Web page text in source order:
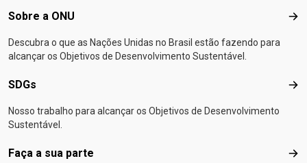
Footer menu
Sobre a ONU
Descubra o que as Nações Unidas no Brasil estão fazendo para
alcançar os Objetivos de Desenvolvimento Sustentável.
SDGs
Nosso trabalho para alcançar os Objetivos de Desenvolvimento
Sustentável.
Faça a sua parte